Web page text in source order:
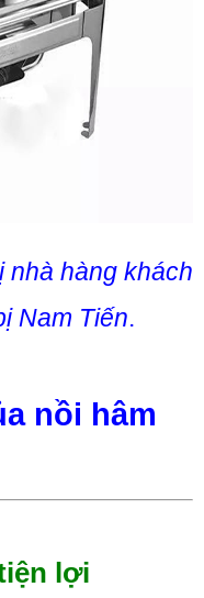
nhà hàng khách
Nam Tiến.
nồi hâm
lợi